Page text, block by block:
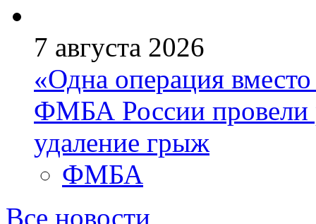
7 августа 2026
«Одна операция
ФМБА России провели
удаление грыж
ФМБА
Все новости